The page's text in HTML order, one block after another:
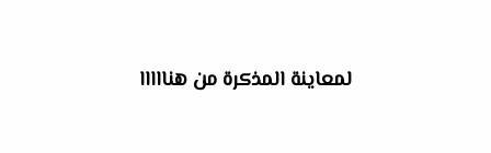
لمعاينة المذكرة من هنااااا